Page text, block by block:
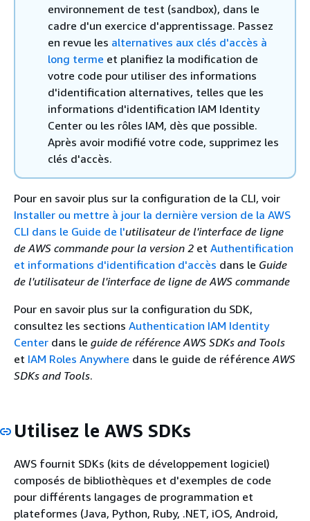
environnement de test (sandbox), dans le
cadre d'un exercice d'apprentissage. Passez
en revue les alternatives aux clés d'accès à
long terme et planifiez la modification de
votre code pour utiliser des informations
d'identification alternatives, telles que les
informations d'identification IAM Identity
Center ou les rôles IAM, dès que possible.
Après avoir modifié votre code, supprimez les
clés d'accès.
Pour en savoir plus sur la configuration de la CLI, voir
Installer ou mettre à jour la dernière version de la AWS
CLI dans le Guide de l'utilisateur de l'interface de ligne
de AWS commande pour la version 2 et Authentification
et informations d'identification d'accès dans le Guide
de l'utilisateur de l'interface de ligne de AWS commande
Pour en savoir plus sur la configuration du SDK,
consultez les sections Authentication IAM Identity
Center dans le guide de référence AWS SDKs and Tools
et IAM Roles Anywhere dans le guide de référenceAWS
SDKs and Tools.
Utilisez le AWS SDKs
AWS fournit SDKs (kits de développement logiciel)
composés de bibliothèques et d'exemples de code
pour différents langages de programmation et
plateformes (Java, Python, Ruby, .NET, iOS, Android,